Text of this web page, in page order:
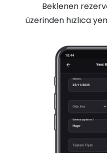
Beklenen
üzerinden hızlıca